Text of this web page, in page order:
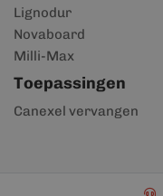
Lignodur
Novaboard
Milli-Max
Toepassingen
Canexel vervangen